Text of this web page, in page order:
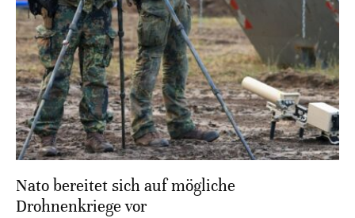
Nato bereitet sich auf mögliche
Drohnenkriege vor